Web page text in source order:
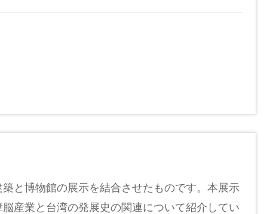
と博物館の展示を結合させたものです。本展示
産業と台湾の発展史の関連について紹介してい